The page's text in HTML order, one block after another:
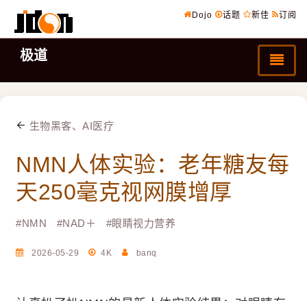
Dojo 话题 新佳 订阅
极道
生物黑客、AI医疗
NMN人体实验：老年糖友每
天250毫克视网膜增厚
#NMN #NAD＋ #眼睛视力营养
2026-05-29 4K banq